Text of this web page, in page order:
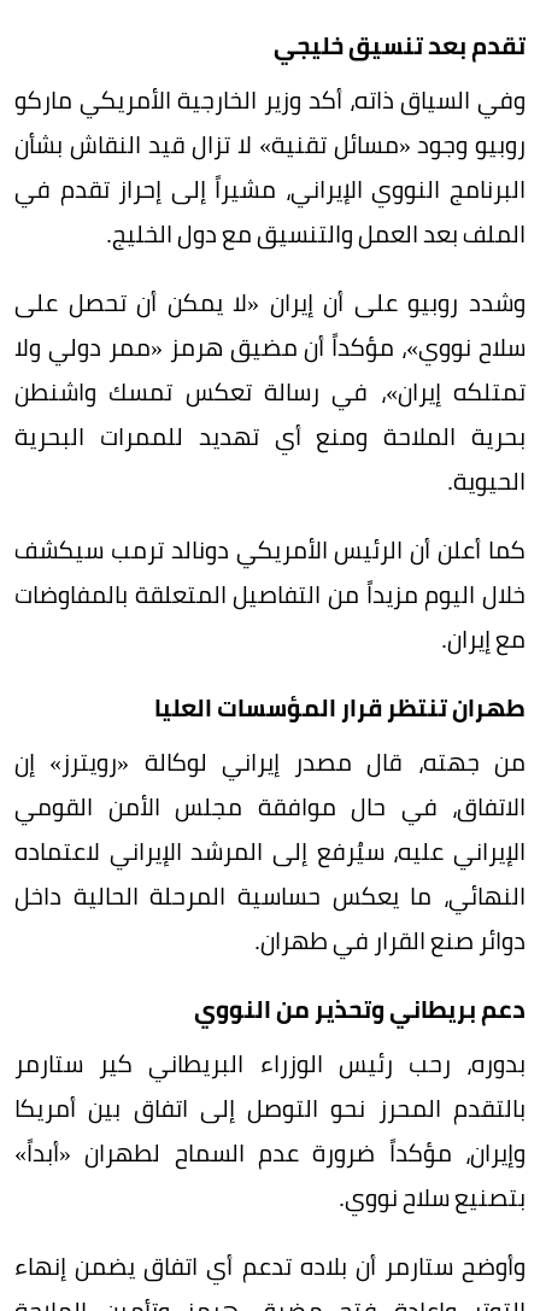
تقدم بعد تنسيق خليجي
وفي السياق ذاته، أكد وزير الخارجية الأمريكي ماركو
روبيو وجود «مسائل تقنية» لا تزال قيد النقاش بشأن
البرنامج النووي الإيراني، مشيراً إلى إحراز تقدم في
الملف بعد العمل والتنسيق مع دول الخليج.
وشدد روبيو على أن إيران «لا يمكن أن تحصل على
سلاح نووي»، مؤكداً أن مضيق هرمز «ممر دولي ولا
تمتلكه إيران»، في رسالة تعكس تمسك واشنطن
بحرية الملاحة ومنع أي تهديد للممرات البحرية
الحيوية.
كما أعلن أن الرئيس الأمريكي دونالد ترمب سيكشف
خلال اليوم مزيداً من التفاصيل المتعلقة بالمفاوضات
مع إيران.
طهران تنتظر قرار المؤسسات العليا
من جهته، قال مصدر إيراني لوكالة «رويترز» إن
الاتفاق، في حال موافقة مجلس الأمن القومي
الإيراني عليه، سيُرفع إلى المرشد الإيراني لاعتماده
النهائي، ما يعكس حساسية المرحلة الحالية داخل
دوائر صنع القرار في طهران.
دعم بريطاني وتحذير من النووي
بدوره، رحب رئيس الوزراء البريطاني كير ستارمر
بالتقدم المحرز نحو التوصل إلى اتفاق بين أمريكا
وإيران، مؤكداً ضرورة عدم السماح لطهران «أبداً»
بتصنيع سلاح نووي.
وأوضح ستارمر أن بلاده تدعم أي اتفاق يضمن إنهاء